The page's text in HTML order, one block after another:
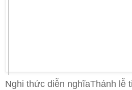
Nghi thức diễn nghĩaThánh lễ